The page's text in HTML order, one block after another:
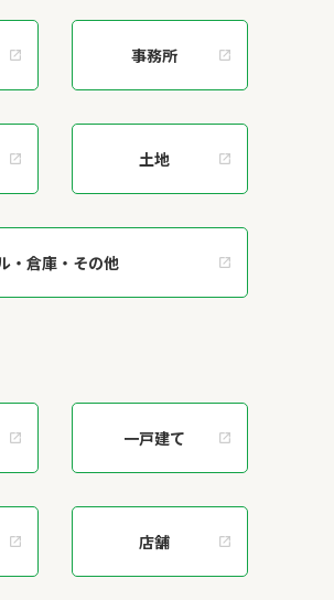
事務所
土地
・倉庫・その他
一戸建て
店舗